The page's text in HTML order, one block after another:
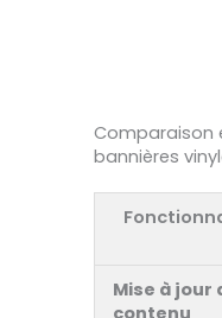
Comparaison
bannières
Mise à jour
contenu